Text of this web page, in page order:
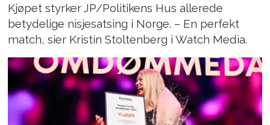
Kjøpet styrker JP/Politikens Hus allerede
betydelige nisjesatsing i Norge. – En perfekt
match, sier Kristin Stoltenberg i Watch Media.